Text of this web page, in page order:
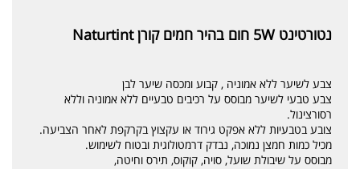
נטורטינט 5W חום בהיר חמים קורן Naturtint
צבע לשיער ללא אמוניה , קבוע ומכסה שיער לבן
צבע טבעי לשיער מבוסס על רכיבים טבעיים ללא אמוניה וללא
רסורצינול.
צובע בטבעיות ללא אפקט גירוד או עקצוץ בקרקפת לאחר הצביעה.
מכיל כמות חמצן נמוכה, נבדק דרמטולוגית ובטוח לשימוש.
מבוסס על שיבולת שועל, סויה, קוקוס, תירס וחיטה,